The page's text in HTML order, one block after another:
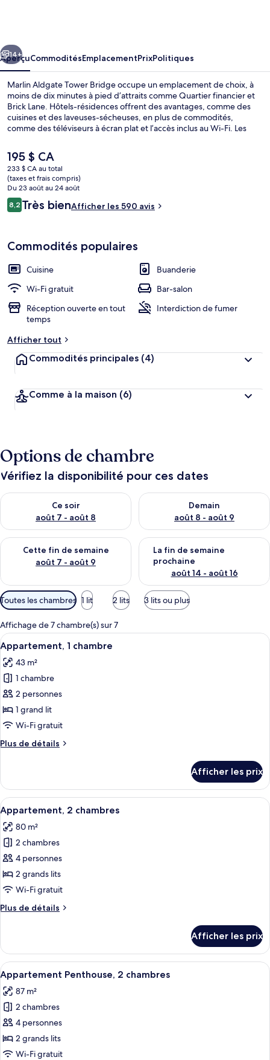
Bridge
Suivant
14+
AperçuCommoditésEmplacementPrixPolitiques
Marlin Aldgate Tower Bridge occupe un emplacement de choix, à
moins de dix minutes à pied d’attraits comme Quartier financier et
Brick Lane. Hôtels-résidences offrent des avantages, comme des
cuisines et des laveuses-sécheuses, en plus de commodités,
comme des téléviseurs à écran plat et l’accès inclus au Wi-Fi. Les
commun se trouve à quelques minutes de marche : Station de
métro Aldgate East se trouve à 3 minutes et Station de métro
Aldgate est à 7 minutes.
Le
prix
actuel
est
de 195 $ CA
195 $ CA
233 $ CA au total
(taxes et frais compris)
Du 23 août au 24 août
Avis
8,28,2 sur 10 –
Très bienAfficher les 590 avis
Commodités populaires
Cuisine
Buanderie
Wi-Fi gratuit
Bar-salon
Réception ouverte en tout
temps
Interdiction de fumer
Afficher tout
Commodités principales (4)
Comme à la maison (6)
Options de chambre
Vérifiez la disponibilité pour ces dates
Ce soir
août 7 - août 8
Vérifier la disponibilité pour ce soir août 7 - août 8
Demain
août 8 - août 9
Vérifier la disponibilité pour
Cette fin de semaine
août 7 - août 9
Vérifier la disponibilité pour cette fin de semaine août 7 -
La fin de semaine
prochaine
août 14 - août 16
Vérifier la disponibilité pour
Filtres
disponibles
pour
les
chambres
Toutes les chambres 1 lit 2 lits 3 lits ou plus
Affichage de 7 chambre(s) sur 7
Afficher
toutes
les
photos
pour
ce
type
chambre :
chambre
Une chambre d’hôtel avec un
4
Appartement, 1 chambre
43 m²
1 chambre
2 personnes
1 grand lit
Wi-Fi gratuit
Plus de détails
Plus
Appartement,
chambre
Afficher les prix
Afficher
toutes
les
photos
pour
ce
type
chambre :
chambres
Un salon moderne avec un canapé,
5
Appartement, 2 chambres
80 m²
2 chambres
4 personnes
2 grands lits
Wi-Fi gratuit
Plus de détails
Plus
Appartement,
chambres
Afficher les prix
Afficher
toutes
les
photos
pour
ce
type
Un salon moderne doté d’une
6
Appartement Penthouse, 2 chambres
87 m²
2 chambres
4 personnes
2 grands lits
Wi-Fi gratuit